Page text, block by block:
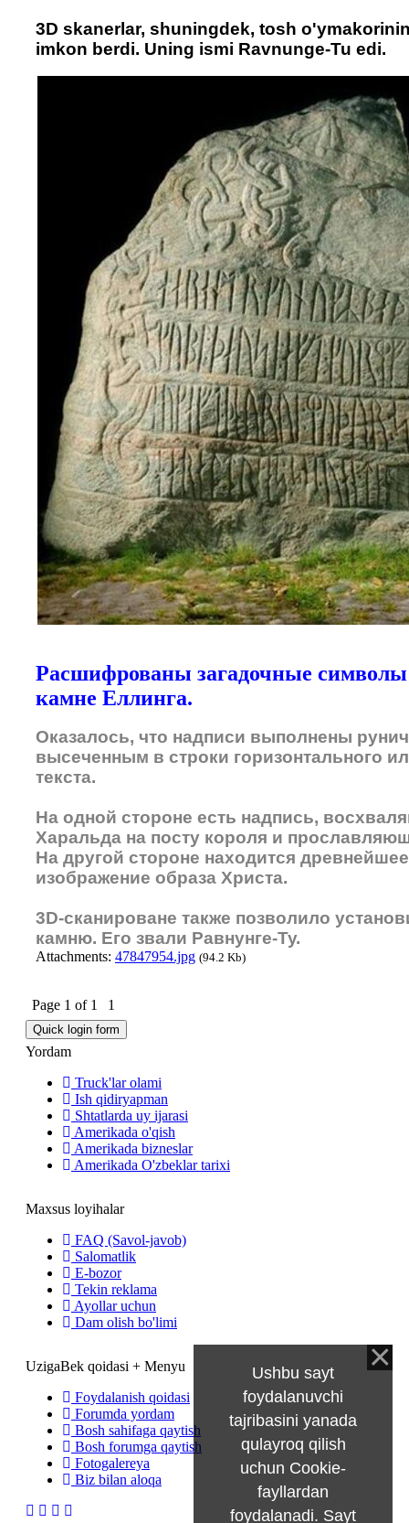
3D skanerlar, shuningdek, tosh
imkon berdi. Uning ismi Ravnunge-Tu edi.
Расшифрованы загадочные символы
камне Еллинга.
Оказалось, что надписи выполнены
высеченным в строки горизонтального
текста.
На одной стороне есть надпись,
Харальда на посту короля и
На другой стороне находится
изображение образа Христа.
3D-сканироване также позволило
камню. Его звали Равнунге-Ту.
Attachments: 47847954.jpg (94.2 Kb)
Page 1 of 1 1
Yordam
Truck'lar olami
Ish qidiryapman
Shtatlarda uy ijarasi
Amerikada o'qish
Amerikada bizneslar
Amerikada O'zbeklar tarixi
Maxsus loyihalar
FAQ (Savol-javob)
Salomatlik
E-bozor
Tekin reklama
Ayollar uchun
Dam olish bo'limi
UzigaBek qoidasi + Menyu
Foydalanish qoidasi
Forumda yordam
Bosh sahifaga qaytish
Bosh forumga qaytish
Fotogalereya
Biz bilan aloqa
Ushbu sayt
foydalanuvchi
tajribasini yanada
qulayroq qilish
uchun Cookie-
fayllardan
foydalanadi. Sayt